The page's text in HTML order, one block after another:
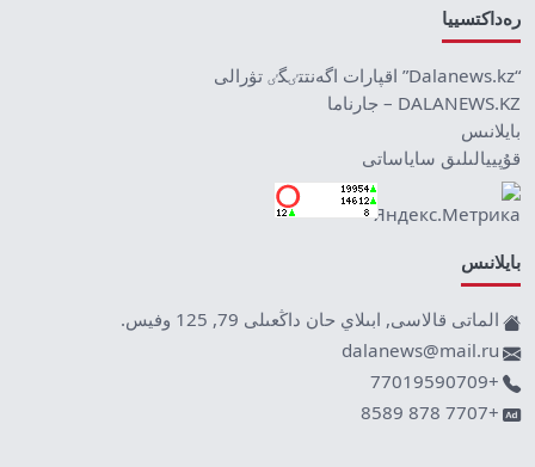
رەداكتسييا
“Dalanews.kz” اقپارات اگەنتتٸگٸ تۋرالى
DALANEWS.KZ – جارناما
بايلانىس
قۇپييالىلىق ساياساتى
بايلانىس
الماتى قالاسى, ابىلاي حان داڭعىلى 79, 125 وفيس.
dalanews@mail.ru
+77019590709
+7707 878 8589